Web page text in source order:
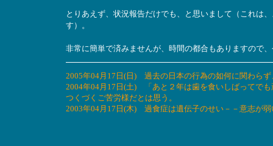
とりあえず、状況報告だけでも、と思いまして（これは
す）。
非常に簡単で済みませんが、時間の都合もありますので
2005年04月17日(日) 過去の日本の行為の如何に関わら
2004年04月17日(土) 「あと２年は歯を食いしばってで
つくづくご苦労様だとは思う。
2003年04月17日(木) 過食症は遺伝子のせい－－意志が